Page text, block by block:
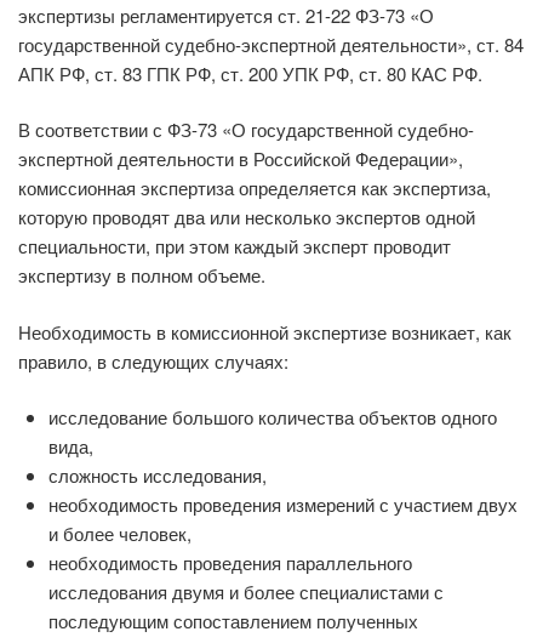
экспертизы регламентируется ст. 21-22 ФЗ-73 «О
государственной судебно-экспертной деятельности», ст. 84
АПК РФ, ст. 83 ГПК РФ, ст. 200 УПК РФ, ст. 80 КАС РФ.
В соответствии с ФЗ-73 «О государственной судебно-
экспертной деятельности в Российской Федерации»,
комиссионная экспертиза определяется как экспертиза,
которую проводят два или несколько экспертов одной
специальности, при этом каждый эксперт проводит
экспертизу в полном объеме.
Необходимость в комиссионной экспертизе возникает, как
правило, в следующих случаях:
исследование большого количества объектов одного
вида,
сложность исследования,
необходимость проведения измерений с участием двух
и более человек,
необходимость проведения параллельного
исследования двумя и более специалистами с
последующим сопоставлением полученных